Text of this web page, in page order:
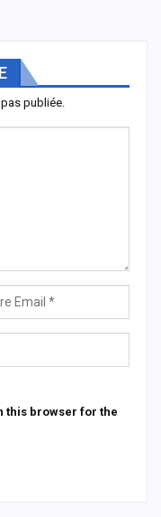
publiée.
this browser for the